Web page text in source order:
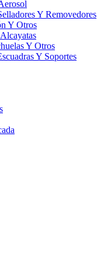
Y Removedores
Y Otros
Y Otros
Y Soportes